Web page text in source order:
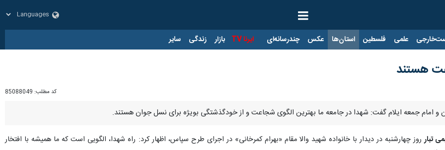
علمی فلسطین استان‌ها عکس چندرسانه‌ای ایرنا TV بازار زندگی سایر
هستند
کد مطلب: 85088049